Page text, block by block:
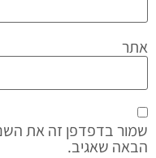
אתר
שמור בדפדפן זה את
הבאה שאגיב.